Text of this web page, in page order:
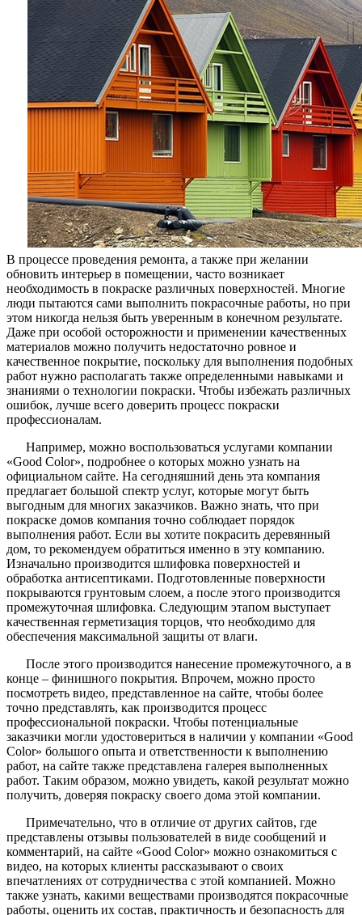
В процессе проведения ремонта, а также при желании
обновить интерьер в помещении, часто возникает
необходимость в покраске различных поверхностей. Многие
люди пытаются сами выполнить покрасочные работы, но при
этом никогда нельзя быть уверенным в конечном результате.
Даже при особой осторожности и применении качественных
материалов можно получить недостаточно ровное и
качественное покрытие, поскольку для выполнения подобных
работ нужно располагать также определенными навыками и
знаниями о технологии покраски. Чтобы избежать различных
ошибок, лучше всего доверить процесс покраски
профессионалам.
Например, можно воспользоваться услугами компании
«Good Color», подробнее о которых можно узнать на
официальном сайте. На сегодняшний день эта компания
предлагает большой спектр услуг, которые могут быть
выгодным для многих заказчиков. Важно знать, что при
покраске домов компания точно соблюдает порядок
выполнения работ. Если вы хотите покрасить деревянный
дом, то рекомендуем обратиться именно в эту компанию.
Изначально производится шлифовка поверхностей и
обработка антисептиками. Подготовленные поверхности
покрываются грунтовым слоем, а после этого производится
промежуточная шлифовка. Следующим этапом выступает
качественная герметизация торцов, что необходимо для
обеспечения максимальной защиты от влаги.
После этого производится нанесение промежуточного, а в
конце – финишного покрытия. Впрочем, можно просто
посмотреть видео, представленное на сайте, чтобы более
точно представлять, как производится процесс
профессиональной покраски. Чтобы потенциальные
заказчики могли удостовериться в наличии у компании «Good
Color» большого опыта и ответственности к выполнению
работ, на сайте также представлена галерея выполненных
работ. Таким образом, можно увидеть, какой результат можно
получить, доверяя покраску своего дома этой компании.
Примечательно, что в отличие от других сайтов, где
представлены отзывы пользователей в виде сообщений и
комментарий, на сайте «Good Color» можно ознакомиться с
видео, на которых клиенты рассказывают о своих
впечатлениях от сотрудничества с этой компанией. Можно
также узнать, какими веществами производятся покрасочные
работы, оценить их состав, практичность и безопасность для